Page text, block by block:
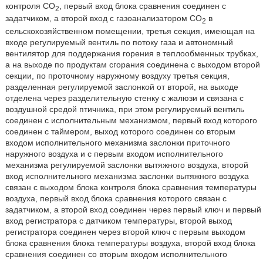
контроля СО2
, первый вход блока сравнения соединен с
задатчиком, а второй вход с газоанализатором CO2 в
сельскохозяйственном помещении, третья секция, имеющая на
входе регулируемый вентиль по потоку газа и автономный
вентилятор для поддержания горения в теплообменных трубках,
а на выходе по продуктам сгорания соединена с выходом второй
секции, по проточному наружному воздуху третья секция,
разделенная регулируемой заслонкой от второй, на выходе
отделена через разделительную стенку с жалюзи и связана с
воздушной средой птичника, при этом регулируемый вентиль
соединен с исполнительным механизмом, первый вход которого
соединен с таймером, выход которого соединен со вторым
входом исполнительного механизма заслонки приточного
наружного воздуха и с первым входом исполнительного
механизма регулируемой заслонки вытяжного воздуха, второй
вход исполнительного механизма заслонки вытяжного воздуха
связан с выходом блока контроля блока сравнения температуры
воздуха, первый вход блока сравнения которого связан с
задатчиком, а второй вход соединен через первый ключ и первый
вход регистратора с датчиком температуры, второй выход
регистратора соединен через второй ключ с первым выходом
блока сравнения блока температуры воздуха, второй вход блока
сравнения соединен со вторым входом исполнительного